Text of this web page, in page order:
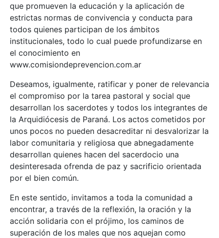
que promueven la educación y la aplicación de
estrictas normas de convivencia y conducta para
todos quienes participan de los ámbitos
institucionales, todo lo cual puede profundizarse en
el conocimiento en
www.comisiondeprevencion.com.ar
Deseamos, igualmente, ratificar y poner de relevancia
el compromiso por la tarea pastoral y social que
desarrollan los sacerdotes y todos los integrantes de
la Arquidiócesis de Paraná. Los actos cometidos por
unos pocos no pueden desacreditar ni desvalorizar la
labor comunitaria y religiosa que abnegadamente
desarrollan quienes hacen del sacerdocio una
desinteresada ofrenda de paz y sacrificio orientada
por el bien común.
En este sentido, invitamos a toda la comunidad a
encontrar, a través de la reflexión, la oración y la
acción solidaria con el prójimo, los caminos de
superación de los males que nos aquejan como